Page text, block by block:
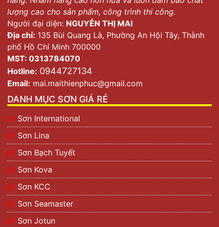
lượng cao cho sản phẩm, công trình thi công.
Người đại diện: NGUYỄN THỊ MAI
Địa chỉ: 135 Bùi Quang Là, Phường An Hội Tây, Thành
phố Hồ Chí Minh 700000
MST: 0313784070
Hotline: 0944727134
Email: mai.maithienphuc@gmail.com
DANH MỤC SƠN GIÁ RẺ
Sơn International
Sơn Lina
Sơn Bạch Tuyết
Sơn Kova
Sơn KCC
Sơn Seamaster
Sơn Jotun